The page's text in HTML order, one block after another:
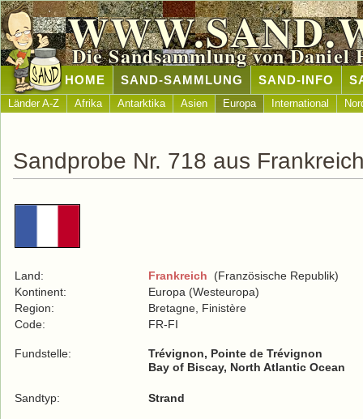
Die Sandsammlung von Daniel
HOME SAND-SAMMLUNG SAND-INFO
Länder A-Z Afrika Antarktika Asien Europa International
Sandprobe Nr. 718 aus
Land: Frankreich (Französische Republik)
Kontinent:
Europa (Westeuropa)
Region:
Bretagne, Finistère
Code:
FR-FI
Fundstelle:
Trévignon, Pointe de Trévignon
Bay of Biscay, North Atlantic Ocean
Sandtyp: Strand